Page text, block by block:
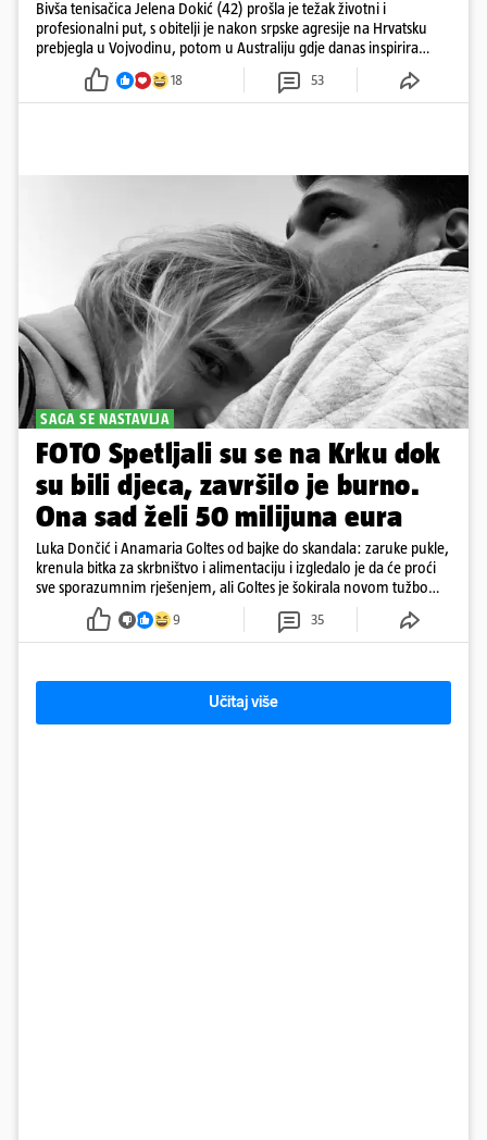
Bivša tenisačica Jelena Dokić (42) prošla je težak životni i
profesionalni put, s obitelji je nakon srpske agresije na Hrvatsku
prebjegla u Vojvodinu, potom u Australiju gdje danas inspirira
18 53
SAGA SE NASTAVLJA
FOTO Spetljali su se na Krku dok
su bili djeca, završilo je burno.
Ona sad želi 50 milijuna eura
Luka Dončić i Anamaria Goltes od bajke do skandala: zaruke pukle,
krenula bitka za skrbništvo i alimentaciju i izgledalo je da će proći
sve sporazumnim rješenjem, ali Goltes je šokirala novom tužbom
u Sloveniji
9 35
Učitaj više